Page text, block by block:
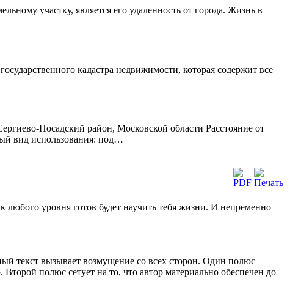
участку, является его удаленность от города. Жизнь в
кадастра недвижимости, которая содержит все
Посадский район, Московской области Расстояние от
вид использования: под…
уровня готов будет научить тебя жизни. И непременно
текст вызывает возмущение со всех сторон. Один полюс
полюс сетует на то, что автор материально обеспечен до